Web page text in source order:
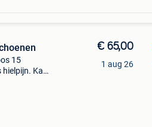
15
hielpijn. Kan
€ 65,00
1 aug 26